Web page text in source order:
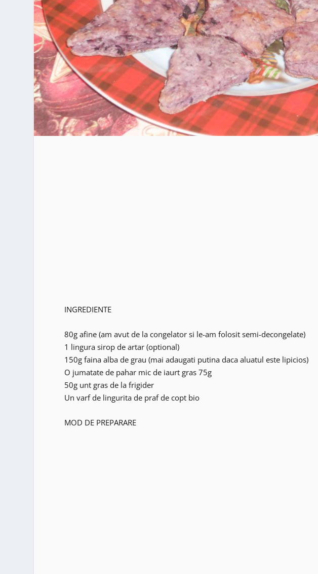
INGREDIENTE
80g afine (am avut de la congelator si le-am folosit semi-decongelate)
1 lingura sirop de artar (optional)
150g faina alba de grau (mai adaugati putina daca aluatul este lipicios)
O jumatate de pahar mic de iaurt gras 75g
50g unt gras de la frigider
Un varf de lingurita de praf de copt bio
MOD DE PREPARARE